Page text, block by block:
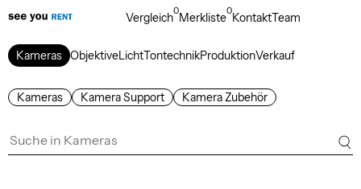
Kameras ObjektiveLichtTontechnikProduktionVerkauf
Vergleich0Merkliste0KontaktTeam
Kameras Kamera Support Kamera Zubehör